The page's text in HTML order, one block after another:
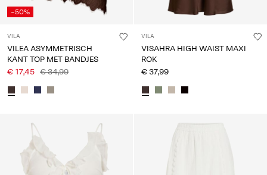
-50%
VILA
VILEA ASYMMETRISCH
KANT TOP MET BANDJES
€ 17,45 € 34,99
VILA
VISAHRA HIGH WAIST MAXI
ROK
€ 37,99